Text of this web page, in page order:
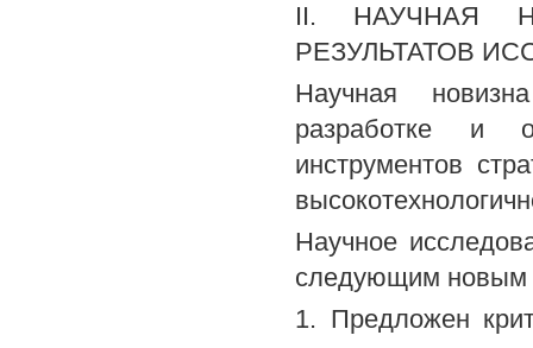
II. НАУЧНАЯ
РЕЗУЛЬТАТОВ
Научная
разработке и
инструментов
Научное
следующим новым
1. Предложен